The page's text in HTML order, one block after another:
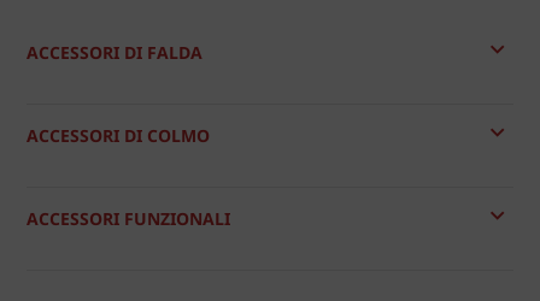
ACCESSORI DI FALDA
ACCESSORI DI COLMO
ACCESSORI FUNZIONALI